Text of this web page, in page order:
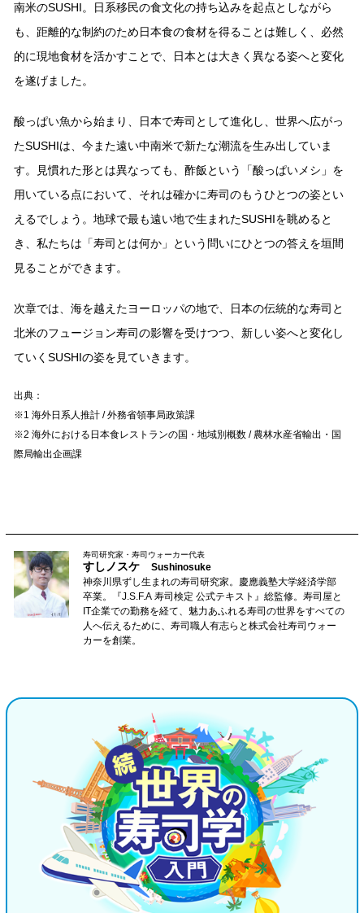
南⽶のSUSHI。⽇系移⺠の⾷⽂化の持ち込みを起点としながら
も、距離的な制約のため⽇本⾷の⾷材を得ることは難しく、必然
的に現地⾷材を活かすことで、⽇本とは⼤きく異なる姿へと変化
を遂げました。
酸っぱい⿂から始まり、⽇本で寿司として進化し、世界へ広がっ
たSUSHIは、今また遠い中南⽶で新たな潮流を⽣み出していま
す。⾒慣れた形とは異なっても、酢飯という「酸っぱいメシ」を
⽤いている点において、それは確かに寿司のもうひとつの姿とい
えるでしょう。地球で最も遠い地で⽣まれたSUSHIを眺めると
き、私たちは「寿司とは何か」という問いにひとつの答えを垣間
⾒ることができます。
次章では、海を越えたヨーロッパの地で、⽇本の伝統的な寿司と
北⽶のフュージョン寿司の影響を受けつつ、新しい姿へと変化し
ていくSUSHIの姿を⾒ていきます。
出典：
※1 海外⽇系⼈推計 / 外務省領事局政策課
※2 海外における⽇本⾷レストランの国・地域別概数 / 農林⽔産省輸出・国
際局輸出企画課
寿司研究家・寿司ウォーカー代表
すしノスケ
Sushinosuke
神奈川県ずし生まれの寿司研究家。慶應義塾大学経済学部
卒業。『J.S.F.A 寿司検定 公式テキスト』総監修。寿司屋と
IT企業での勤務を経て、魅力あふれる寿司の世界をすべての
人へ伝えるために、寿司職人有志らと株式会社寿司ウォー
カーを創業。